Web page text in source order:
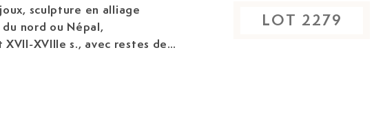
sculpture en alliage
nord ou Népal,
XVIIIe s.,
LOT 2279